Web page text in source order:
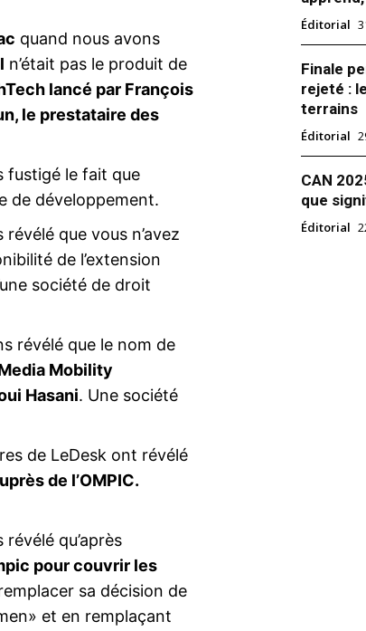
: le chef américain de
démissionne et accuse
« trompé » les États-Unis sur
CRI DU CŒUR : Aziz, Nabil,
jeunes subsahariens de la
car je pense que vous avez
le pouvoir de trouver des
dangers qui guettent nos
espoir ni horizon. Je
vous êtes tous les deux
quand nous avons
n’était pas le produit de
lancé par François
le prestataire des
fustigé le fait que
de développement.
que vous n’avez
de l’extension
société de droit
révélé que le nom de
Mobility
Hasani. Une société
de LeDesk ont révélé
de l’OMPIC.
qu’après
pour couvrir les
sa décision de
et en remplaçant
Éditorial
Finale
rejeté :
terrains
Éditorial
CAN
que
Éditorial